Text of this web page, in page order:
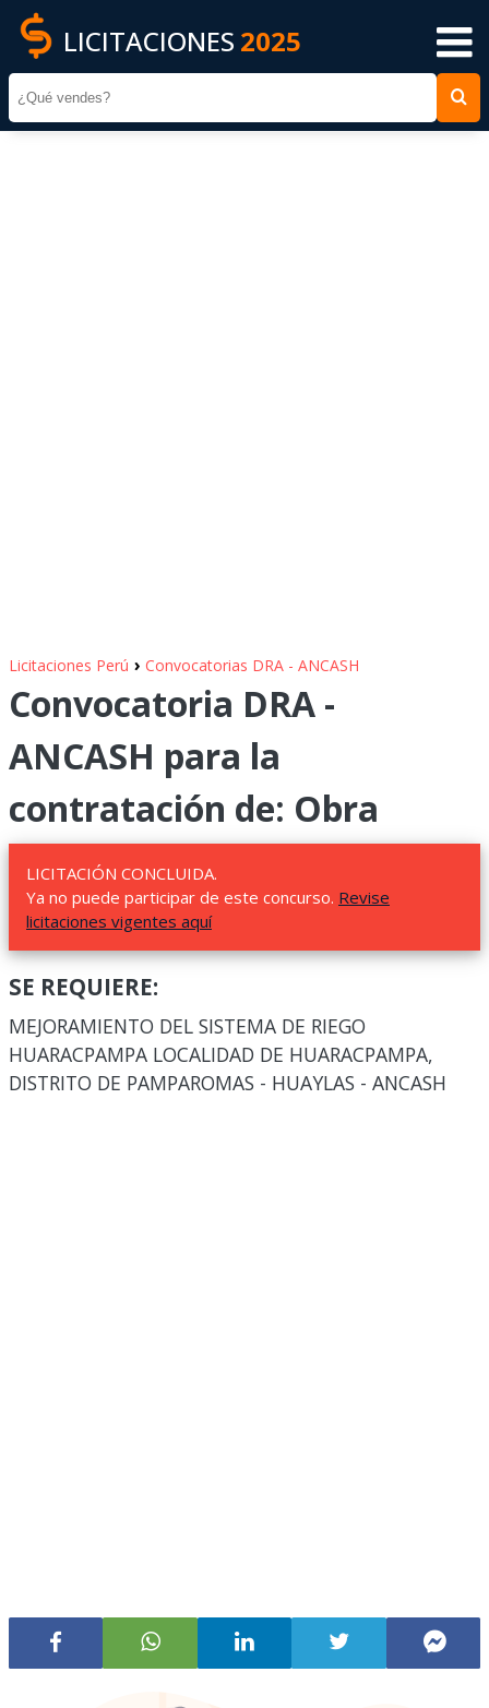
LICITACIONES 2025
Licitaciones Perú › Convocatorias DRA - ANCASH
Convocatoria DRA -
ANCASH para la
contratación de: Obra
LICITACIÓN CONCLUIDA.
Ya no puede participar de este concurso. Revise
licitaciones vigentes aquí
SE REQUIERE:
MEJORAMIENTO DEL SISTEMA DE RIEGO
HUARACPAMPA LOCALIDAD DE HUARACPAMPA,
DISTRITO DE PAMPAROMAS - HUAYLAS - ANCASH